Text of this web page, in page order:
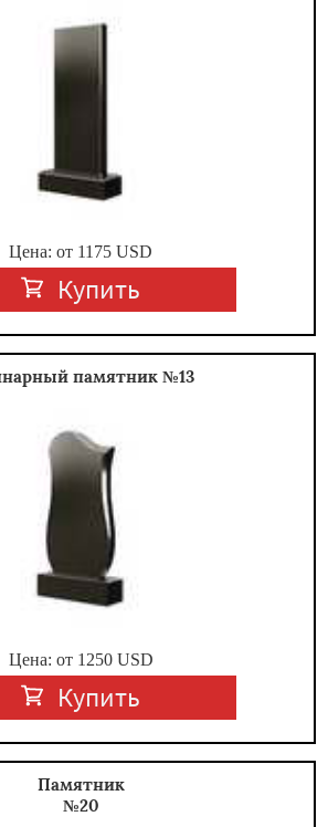
Цена: от 1175 USD
Купить
памятник №13
Цена: от 1250USD
Купить
Памятник
№20